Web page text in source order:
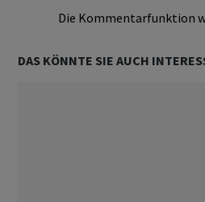
Die Kommentarfunktion
DAS KÖNNTE SIE AUCH